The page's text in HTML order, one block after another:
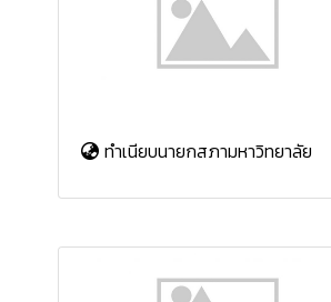
ทำเนียบนายกสภามหาวิทยาลัย